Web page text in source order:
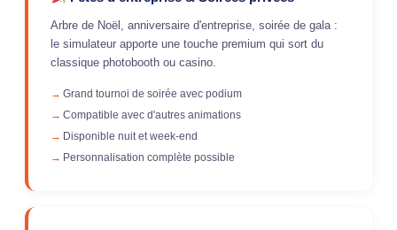
Arbre de Noël, anniversaire d'entreprise, soirée de gala :
le simulateur apporte une touche premium qui sort du
classique photobooth ou casino.
Grand tournoi de soirée avec podium
Compatible avec d'autres animations
Disponible nuit et week-end
Personnalisation complète possible